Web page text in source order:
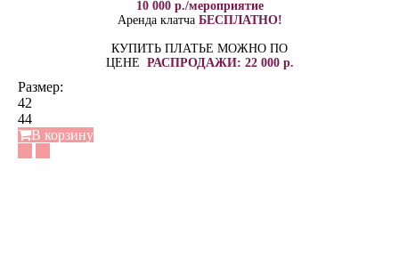
10 000 р./мероприятие
Аренда клатча БЕСПЛАТНО!
КУПИТЬ ПЛАТЬЕ МОЖНО ПО
ЦЕНЕ РАСПРОДАЖИ: 22 000 р.
Размер:
42
44
В корзину